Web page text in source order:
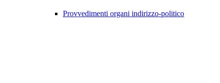
Provvedimenti organi indirizzo-politico